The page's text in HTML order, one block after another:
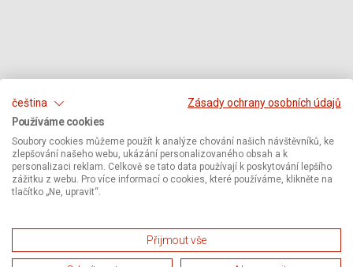
čeština
Zásady ochrany osobních údajů
Používáme cookies
Soubory cookies můžeme použít k analýze chování našich návštěvníků, ke
zlepšování našeho webu, ukázání personalizovaného obsah a k
personalizaci reklam. Celkově se tato data používají k poskytování lepšího
zážitku z webu. Pro více informací o cookies, které používáme, klikněte na
tlačítko „Ne, upravit“.
Přijmout vše